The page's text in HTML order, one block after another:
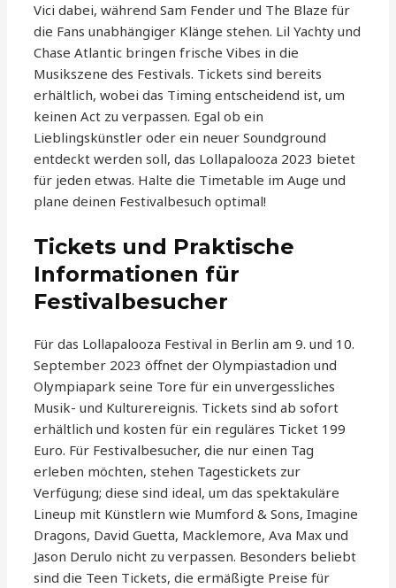
Vici dabei, während Sam Fender und The Blaze für
die Fans unabhängiger Klänge stehen. Lil Yachty und
Chase Atlantic bringen frische Vibes in die
Musikszene des Festivals. Tickets sind bereits
erhältlich, wobei das Timing entscheidend ist, um
keinen Act zu verpassen. Egal ob ein
Lieblingskünstler oder ein neuer Soundground
entdeckt werden soll, das Lollapalooza 2023 bietet
für jeden etwas. Halte die Timetable im Auge und
plane deinen Festivalbesuch optimal!
Tickets und Praktische
Informationen für
Festivalbesucher
Für das Lollapalooza Festival in Berlin am 9. und 10.
September 2023 öffnet der Olympiastadion und
Olympiapark seine Tore für ein unvergessliches
Musik- und Kulturereignis. Tickets sind ab sofort
erhältlich und kosten für ein reguläres Ticket 199
Euro. Für Festivalbesucher, die nur einen Tag
erleben möchten, stehen Tagestickets zur
Verfügung; diese sind ideal, um das spektakuläre
Lineup mit Künstlern wie Mumford & Sons, Imagine
Dragons, David Guetta, Macklemore, Ava Max und
Jason Derulo nicht zu verpassen. Besonders beliebt
sind die Teen Tickets, die ermäßigte Preise für